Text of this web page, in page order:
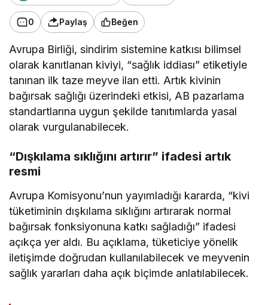
0 Paylaş Beğen
Avrupa Birliği, sindirim sistemine katkısı bilimsel
olarak kanıtlanan kiviyi, “sağlık iddiası” etiketiyle
tanınan ilk taze meyve ilan etti. Artık kivinin
bağırsak sağlığı üzerindeki etkisi, AB pazarlama
standartlarına uygun şekilde tanıtımlarda yasal
olarak vurgulanabilecek.
“Dışkılama sıklığını artırır” ifadesi artık
resmi
Avrupa Komisyonu’nun yayımladığı kararda, “kivi
tüketiminin dışkılama sıklığını artırarak normal
bağırsak fonksiyonuna katkı sağladığı” ifadesi
açıkça yer aldı. Bu açıklama, tüketiciye yönelik
iletişimde doğrudan kullanılabilecek ve meyvenin
sağlık yararları daha açık biçimde anlatılabilecek.